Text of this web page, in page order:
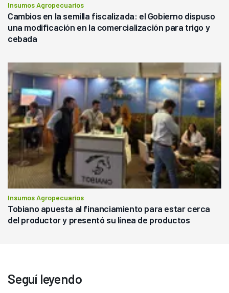
Insumos Agropecuarios
Cambios en la semilla fiscalizada: el Gobierno dispuso
una modificación en la comercialización para trigo y
cebada
Insumos Agropecuarios
Tobiano apuesta al financiamiento para estar cerca
del productor y presentó su línea de productos
Seguí leyendo